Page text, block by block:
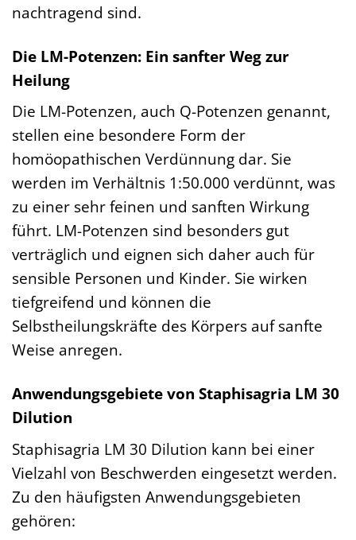
nachtragend sind.
Die LM-Potenzen: Ein sanfter Weg zur
Heilung
Die LM-Potenzen, auch Q-Potenzen genannt,
stellen eine besondere Form der
homöopathischen Verdünnung dar. Sie
werden im Verhältnis 1:50.000 verdünnt, was
zu einer sehr feinen und sanften Wirkung
führt. LM-Potenzen sind besonders gut
verträglich und eignen sich daher auch für
sensible Personen und Kinder. Sie wirken
tiefgreifend und können die
Selbstheilungskräfte des Körpers auf sanfte
Weise anregen.
Anwendungsgebiete von Staphisagria LM 30
Dilution
Staphisagria LM 30 Dilution kann bei einer
Vielzahl von Beschwerden eingesetzt werden.
Zu den häufigsten Anwendungsgebieten
gehören: